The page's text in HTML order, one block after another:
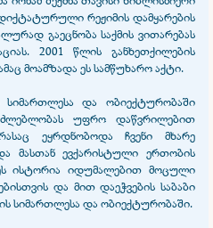
რეჟიმის დამყარების
გაეცნობა საქმის ვითარებას
2001 წლის განხეთქილების
მოამზადა ეს სამწუხარო აქტი.
სიმართლესა და ობიექტურობაში
უფრო დაწვრილებით
ეყრდნობოდა ჩვენი მხარე
მასთან ევქარისტული ერთობის
ისტორია იდუმალებით მოცული
და მით დაეჭვების საბაბი
სიმართლესა და ობიექტურობაში.